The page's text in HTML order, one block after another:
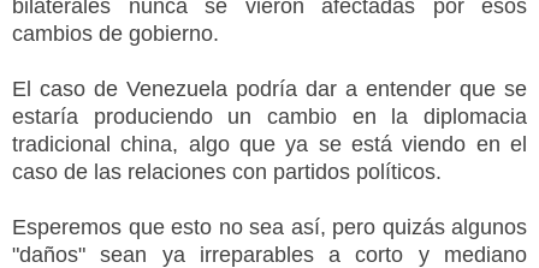
bilaterales nunca se vieron afectadas por esos
cambios de gobierno.
El caso de Venezuela podría dar a entender que se
estaría produciendo un cambio en la diplomacia
tradicional china, algo que ya se está viendo en el
caso de las relaciones con partidos políticos.
Esperemos que esto no sea así, pero quizás algunos
"daños" sean ya irreparables a corto y mediano